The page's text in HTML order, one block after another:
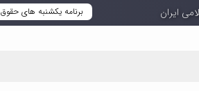
برنامه یکشنبه های حقوق